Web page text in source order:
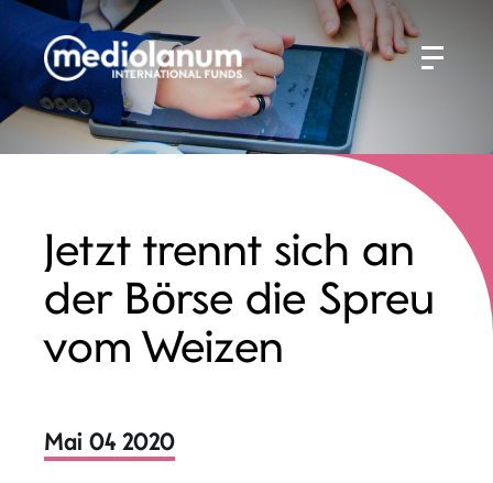
Jetzt trennt sich an
der Börse die Spreu
vom Weizen
Mai 04 2020